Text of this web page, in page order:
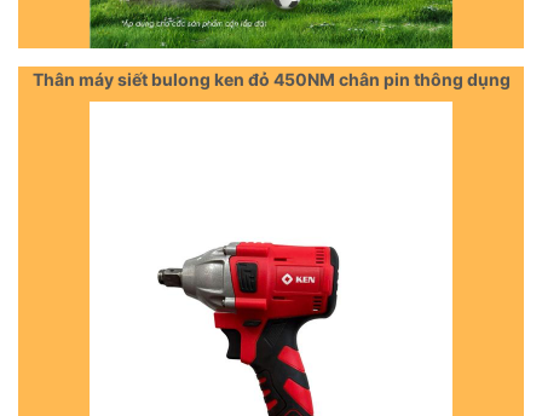
Thân máy siết bulong ken đỏ 450NM chân pin thông dụng